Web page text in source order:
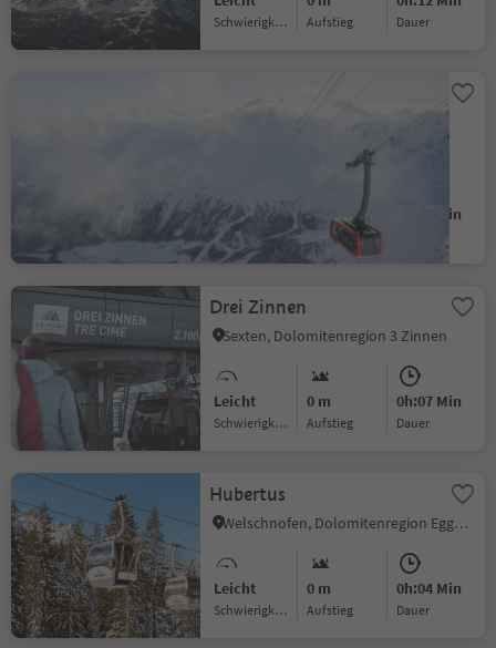
Schwierigkeitsgrad Aufstieg Dauer
Gletscherbahn
Kurzras, Schnals, Vinschgau
Leicht
Schwierigkeitsgrad
0 m
Aufstieg
0h:06 Min
Drei Zinnen
Sexten, Dolomitenregion 3 Zinnen
Leicht
Schwierigkeitsgrad
0 m
Aufstieg
0h:07 Min
Dauer
Hubertus
Welschnofen, Dolomitenregion Eggental
Leicht
Schwierigkeitsgrad
0 m
Aufstieg
0h:04 Min
Dauer